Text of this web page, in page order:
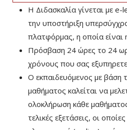
Η Διδασκαλία γίνεται με
την υποστήριξη
πλατφόρμας, η οποία είναι
Πρόσβαση 24 ώρες το 24
χρόνους που σας
Ο εκπαιδευόμενος με βάση
μαθήματος καλείται να
ολοκλήρωση κάθε
τελικές εξετάσεις, οι